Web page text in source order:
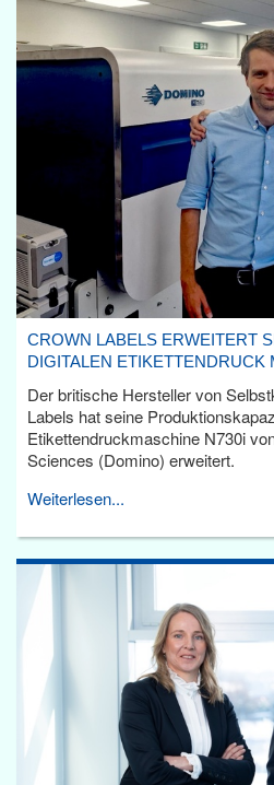
CROWN LABELS ERWEITERT
DIGITALEN ETIKETTENDRUCK
Der britische Hersteller von
Labels hat seine
Etikettendruckmaschine N730i
Sciences (Domino) erweitert.
Weiterlesen...